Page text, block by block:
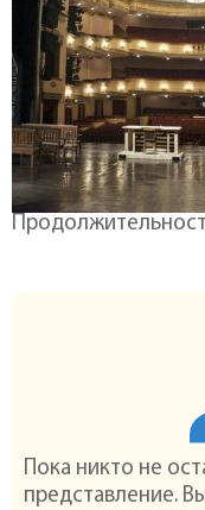
Пока никто не
представление.